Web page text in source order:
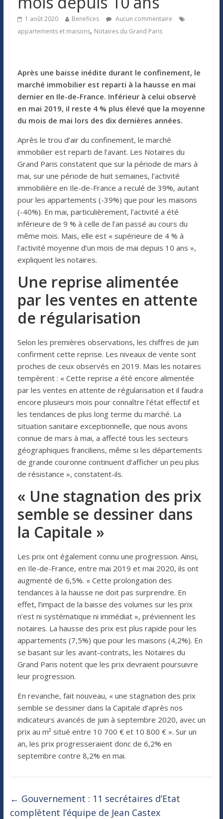
1 août 2020 Benefices
Aucun commentaire
appartements et maisons, Notaires du Grand Paris
Après une baisse inédite durant le confinement, le
marché immobilier est reparti à la hausse en mai
dernier en Ile-de-France. Inférieur à celui observé
en mai 2019, il reste 4 % plus élevé que la moyenne
du mois de mai lors des dix dernières années.
Après le trou d’air du confinement, le marché
immobilier est reparti de l’avant. Les Notaires du
Grand Paris constatent que sur la période de mars à
mai, sur une période de huit semaines, l’activité
immobilière en Ile-de-France a reculé de 39%, autant
pour les appartements (-39%) que pour les maisons
(-40%). En mai, particulièrement, l’activité a été
inférieure de 9 % à celle de l’an passé au cours du
même mois. Mais, elle est « supérieure de 4 % à
l’activité moyenne d’un mois de mai depuis 10 ans »,
expliquent les notaires.
Une reprise alimentée
par les ventes en attente
de régularisation
Selon les premières observations, les chiffres de juin
confirment cette reprise. Les niveaux de vente sont
proches de ceux observés en 2019. Mais les notaires
tempèrent : « Cette reprise a été encore alimentée
par les ventes en attente de régularisation et il faudra
encore plusieurs mois pour connaître l’état effectif et
les tendances de plus long terme du marché. La
situation sanitaire exceptionnelle, que nous avons
connue de mars à mai, a affecté tous les secteurs
géographiques franciliens, même si les départements
de grande couronne continuent d’afficher un peu plus
de résistance », constatent-ils.
« Une stagnation des prix
semble se dessiner dans
la Capitale »
Les prix ont également connu une progression. Ainsi,
en Ile-de-France, entre mai 2019 et mai 2020, ils ont
augmenté de 6,5%. « Cette prolongation des
tendances à la hausse ne doit pas surprendre. En
effet, l’impact de la baisse des volumes sur les prix
n’est ni systématique ni immédiat », préviennent les
notaires. La hausse des prix est plus rapide pour les
appartements (7,5%) que pour les maisons (4,2%). En
se basant sur les avant-contrats, les Notaires du
Grand Paris notent que les prix devraient poursuivre
leur progression.
En revanche, fait nouveau, « une stagnation des prix
semble se dessiner dans la Capitale d’après nos
indicateurs avancés de juin à septembre 2020, avec un
prix au m² situé entre 10 700 € et 10 800 € ». Sur un
an, les prix progresseraient donc de 6,2% en
septembre contre 8,2% en mai.
← Gouvernement : 11 secrétaires d’Etat
complètent l’équipe de Jean Castex